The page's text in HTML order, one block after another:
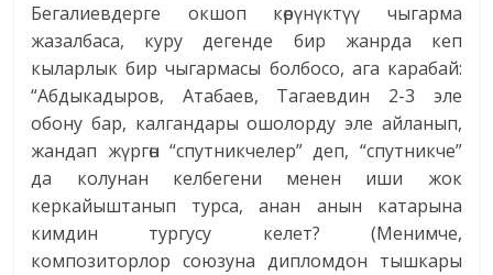
Бегалиевдерге окшоп көрүнүктүү чыгарма
жазалбаса, куру дегенде бир жанрда кеп
кыларлык бир чыгармасы болбосо, ага карабай:
“Абдыкадыров, Атабаев, Тагаевдин 2-3 эле
обону бар, калгандары ошолорду эле айланып,
жандап жүргөн “спутникчелер” деп, “спутникче”
да колунан келбегени менен иши жок
керкайыштанып турса, анан анын катарына
кимдин тургусу келет? (Менимче,
композиторлор союзуна дипломдон тышкары